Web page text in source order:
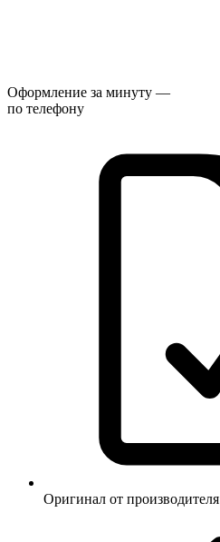
Оформление за минуту —
по телефону
Оригинал от производителя